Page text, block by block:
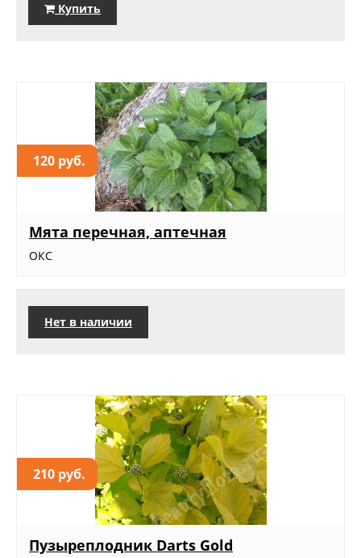
Купить
120 руб.
Мята перечная, аптечная
ОКС
Нет в наличии
210 руб.
Пузыреплодник Darts Gold